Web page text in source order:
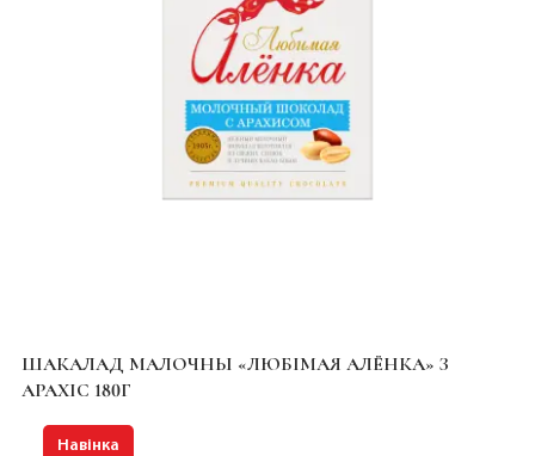
ШАКАЛАД МАЛОЧНЫ «ЛЮБІМАЯ АЛЁНКА» З
АРАХІС 180Г
Навінка